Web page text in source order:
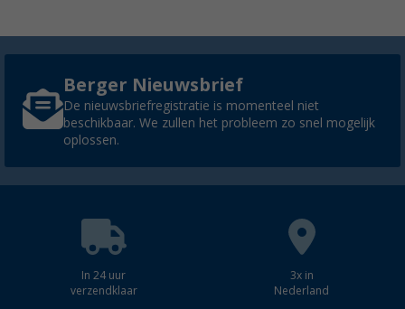
Berger Nieuwsbrief
De nieuwsbriefregistratie is momenteel niet
beschikbaar. We zullen het probleem zo snel mogelijk
oplossen.
In 24 uur
verzendklaar
3x in
Nederland